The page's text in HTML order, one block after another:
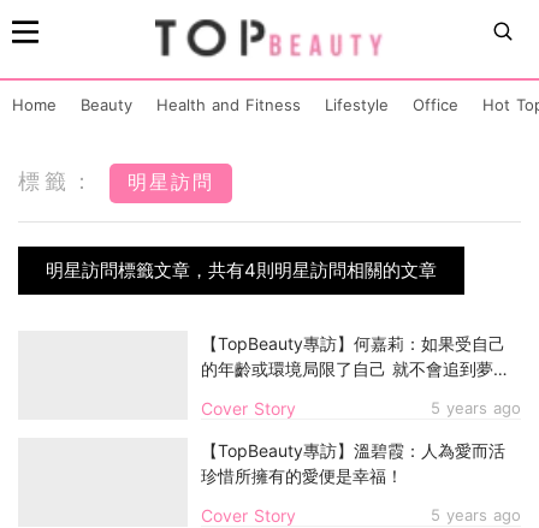
Home Beauty Health and Fitness Lifestyle Office Hot
標籤： 明星訪問
明星訪問標籤文章，共有4則明星訪問相關的文章
Cover Story 5 years ago
【TopBeauty專訪】何嘉莉：如果受自己
的年齡或環境局限了自己 就不會追到夢
Cover Story 5 years ago
【TopBeauty專訪】溫碧霞：人為愛而活
珍惜所擁有的愛便是幸福！